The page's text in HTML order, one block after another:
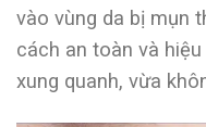
vào vùng da bị mụn
cách an toàn và
xung quanh, vừa